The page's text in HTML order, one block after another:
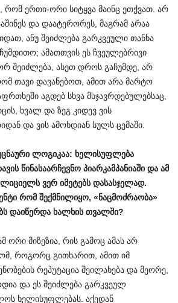
რომ ერთი-ორი სიტყვა მაინც ეთქვათ. არ
და დაატერორეს, მაგრამ არაა
ანუ შეიძლება გარკვეული თანხა
ამათთვის ეს ჩვეულებრივი
შეიძლება, ასეთ დროს გაჩუმდე, არ
თავი დავანებოთ, ამით არა მარტო
აგდებ სხვა მსჯავრდებულებსაც,
ხვალ და ზეგ კიდევ ვის
და ვის ამოხდიან სულს ცემაში.
ლოგიკაა: ხელისუფლება
წინასაარჩევნო პიარკამპანიაში და ამ
ვერ იმეტებს დასასჯელად.
რომ შექმნილიყო, «ნაცმოძრაობა»
დაიწერდა ხალხის თვალში?
ორი მიზეზია, რის გამოც ამას არ
როგორც გითხარით, ამით იმ
რეპუტაცია შეილახება და მეორე,
და ეს შეიძლება გარკვეულ
ხელისუფლებას. აქედან